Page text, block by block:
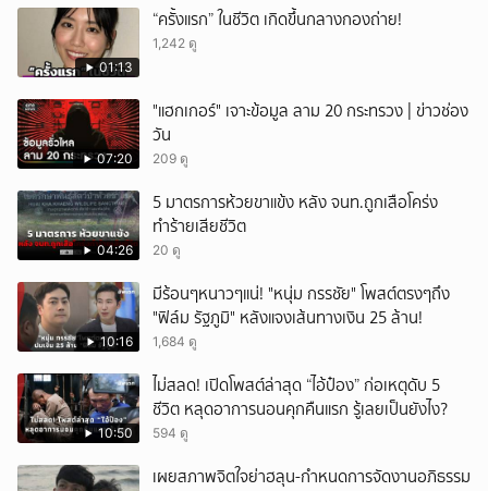
01:13
“ครั้งแรก” ในชีวิต เกิดขึ้นกลางกองถ่าย!
1,242 ดู
07:20
"แฮกเกอร์" เจาะข้อมูล ลาม 20 กระทรวง | ข่าวช่อง
วัน
209 ดู
04:26
5 มาตรการห้วยขาแข้ง หลัง จนท.ถูกเสือโคร่ง
ทำร้ายเสียชีวิต
20 ดู
10:16
มีร้อนๆหนาวๆแน่! "หนุ่ม กรรชัย" โพสต์ตรงๆถึง
"ฟิล์ม รัฐภูมิ" หลังแจงเส้นทางเงิน 25 ล้าน!
1,684 ดู
10:50
ไม่สลด! เปิดโพสต์ล่าสุด “ไอ้ป๋อง” ก่อเหตุดับ 5
ชีวิต หลุดอาการนอนคุกคืนแรก รู้เลยเป็นยังไง?
594 ดู
เผยสภาพจิตใจย่าฮลุน-กำหนดการจัดงานอภิธรรม